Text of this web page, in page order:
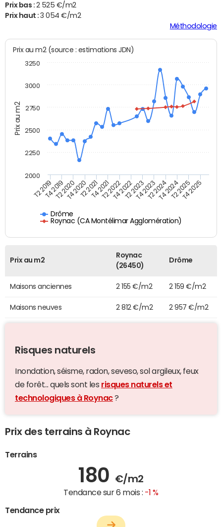
Prix bas : 2 525 €/m2
Prix haut :3 054 €/m2
Méthodologie
Prix au m2
Prix au m2 (source : estimations JDN)
Drôme
Roynac (CA Montélimar Agglomération)
T2 2019T4 2019T2 2020T4 2020T2 2021T4 2021T2 2022T4 2022T2 2023T4 2023T2 2024T4 2024T2 2025T4 2025
2000
2250
2500
2750
3000
3250
Prix au m2
Roynac
(26450)
Drôme
Maisons anciennes 2 155 €/m2 2 159 €/m2
Maisons neuves 2 812 €/m2 2 957 €/m2
Risques naturels
Inondation, séisme, radon, seveso, sol argileux, feux
de forêt... quels sont les risques naturels et
technologiques à Roynac?
Prix des terrains à Roynac
Terrains
180 €/m2
Tendance sur 6 mois : -1 %
Tendance prix